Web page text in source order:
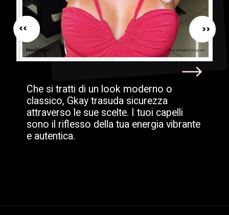
Che si tratti di un look moderno o
classico, Gkay trasuda sicurezza
attraverso le sue scelte. I tuoi capelli
sono il riflesso della tua energia vibrante
e autentica.
<<
<<